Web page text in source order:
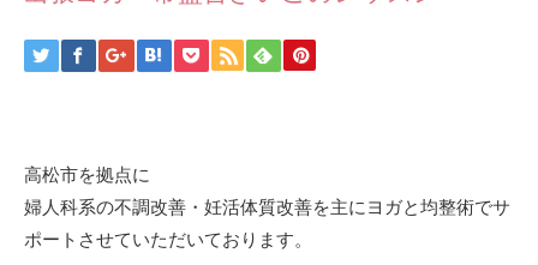
高松市を拠点に
婦人科系の不調改善・妊活体質改善を主にヨガと均整術でサ
ポートさせていただいております。